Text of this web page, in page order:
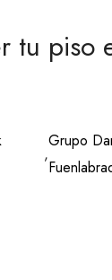
tu piso
,
Grupo